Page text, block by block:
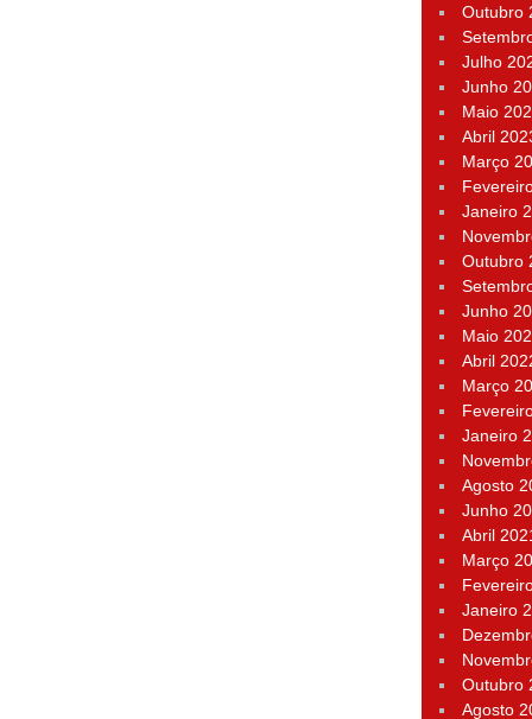
Outubro
Julho
Junho
Maio
Abril
Março
Janeiro
Outubro
Junho
Maio
Abril
Março
Janeiro
Agosto
Junho
Abril
Março
Janeiro
Outubro
Agosto